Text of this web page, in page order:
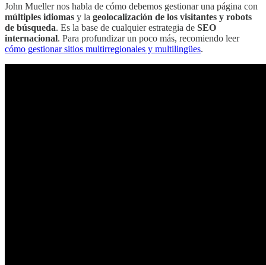
John Mueller nos habla de cómo debemos gestionar una página con
múltiples idiomas y la geolocalización de los visitantes y robots
de búsqueda. Es la base de cualquier estrategia de SEO
internacional. Para profundizar un poco más, recomiendo leer
cómo gestionar sitios multirregionales y multilingües.